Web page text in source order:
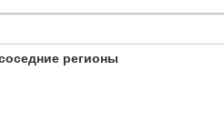
регионы